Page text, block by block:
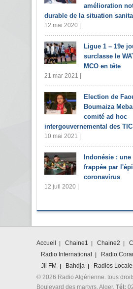
amélioration
durable de la situation
12 mai 2020 |
Ligue 1 – 19e
surclasse le
MCO en tête
21 mar 2021 |
Election de
Boumaiza
comité ad hoc
intergouvernemental des TIC
10 mai 2021 |
Indonésie :
frappée par
coronavirus
12 juil 2020 |
Accueil Chaine1 Chaine2
Radio International
Radio
Jil FM
Bahdja
Radios
© 2026 Radio Algérienne. tous
Boulevard des martyrs. Alger. Tél: